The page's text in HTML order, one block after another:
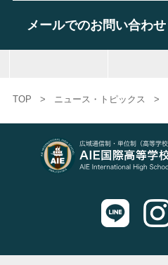
メールでのお問い合わせ
TOP > ニュース・トピックス >